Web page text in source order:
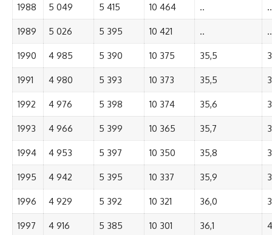
1988 5 049 5 415 10 464 .. ..
1989 5 026 5 395 10 421 .. ..
1990 4 985 5 390 10 375 35,5
1991 4 980 5 393 10 373 35,5
1992 4 976 5 398 10 374 35,6
1993 4 966 5 399 10 365 35,7
1994 4 953 5 397 10 350 35,8
1995 4 942 5 395 10 337 35,9
1996 4 929 5 392 10 321 36,0
1997 4 916 5 385 10 301 36,1